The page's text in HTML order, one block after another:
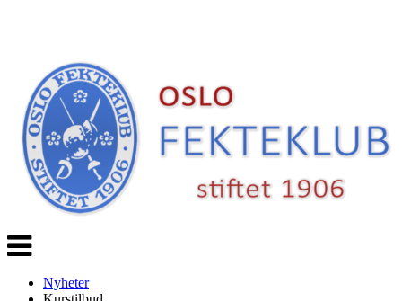
Veksle
navigasjon
Nyheter